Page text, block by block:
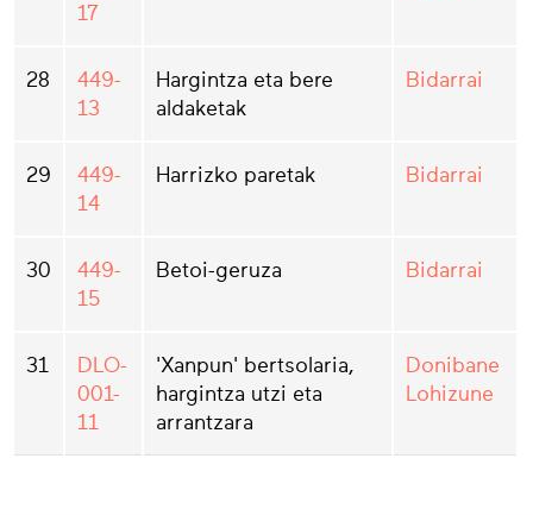
17
28
449-
13
Hargintza eta bere
aldaketak
Bidarrai
29
449-
14
Harrizko paretak Bidarrai
30
449-
15
Betoi-geruza Bidarrai
31
DLO-
001-
11
'Xanpun' bertsolaria,
hargintza utzi eta
arrantzara
Donibane
Lohizune